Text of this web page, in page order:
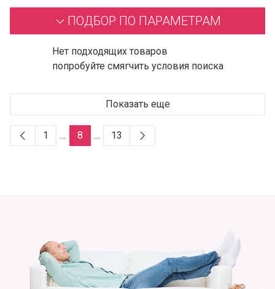
ПОДБОР ПО ПАРАМЕТРАМ
Нет подходящих товаров
попробуйте смягчить условия поиска
Показать еще
1 … 8 … 13